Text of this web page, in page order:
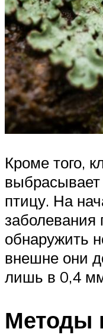
Кроме того,
выбрасывает
птицу. На
заболевания
обнаружить
внешне они
лишь в 0,4
Методы